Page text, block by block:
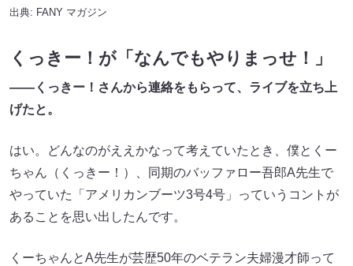
出典: FANY マガジン
くっきー！が「なんでもやりまっせ！」
――くっきー！さんから連絡をもらって、ライブを立ち上
げたと。
はい。どんなのがええかなって考えていたとき、僕とくー
ちゃん（くっきー！）、同期のバッファロー吾郎A先生で
やっていた「アメリカンブーツ3号4号」っていうコントが
あることを思い出したんです。
くーちゃんとA先生が芸歴50年のベテラン夫婦漫才師って